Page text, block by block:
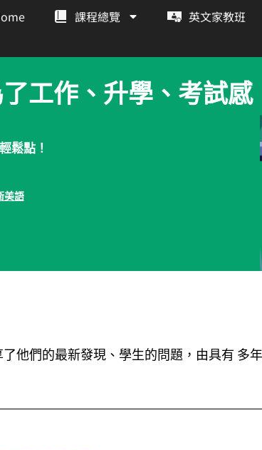
課程總覽 英文家教班
工作、升學、考試感
鬆點！
美語
他們的最新發現、學生的問題，由具有 多